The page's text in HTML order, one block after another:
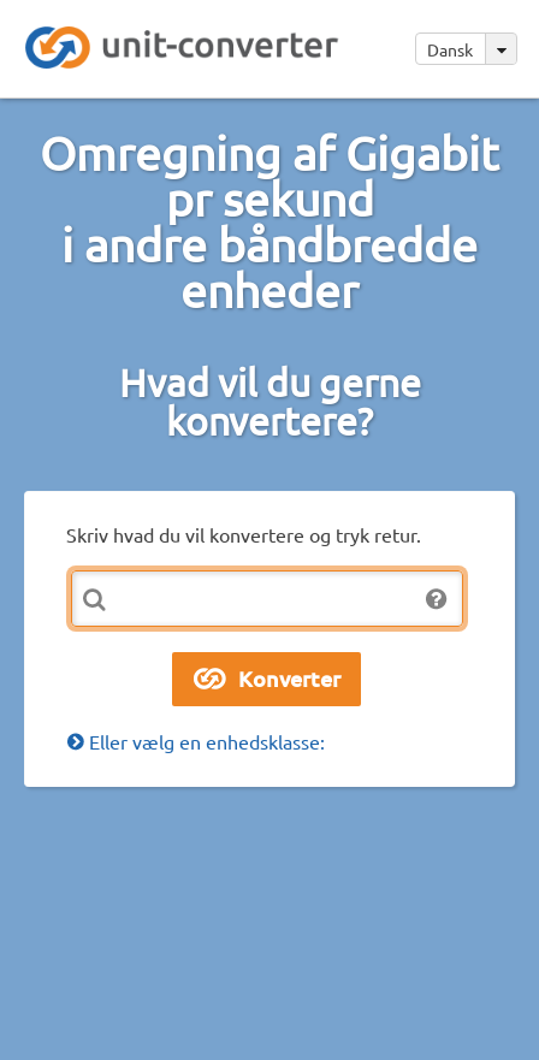
Dansk
Omregning af Gigabit
pr sekund
i andre båndbredde
enheder
Hvad vil du gerne
konvertere?
Skriv hvad du vil konvertere og tryk retur.
Eller vælg en enhedsklasse: